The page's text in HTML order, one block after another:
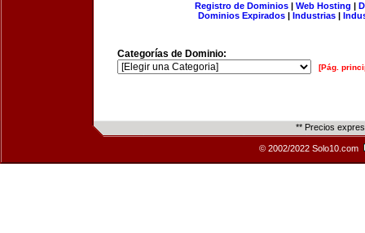
Registro de Dominios| Web Hosting |
Dominios Expirados | Industrias |
Categorías de Dominio:
[Pág.
** Precios
© 2002/2022 Solo10.com